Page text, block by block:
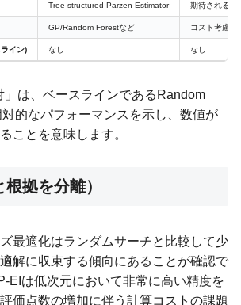
Tree-structured Parzen Estimator 期待される改
GP/Random Forestなど コスト考慮型
イン) なし なし
」は、ベースラインであるRandom
的なパフォーマンスを示し、数値が
ことを意味します。
拠を分離）
最適化はランダムサーチと比較して少
解に収束する傾向にあることが確認で
EIは低次元において非常に高い精度を
価点数の増加に伴う計算コストの課題